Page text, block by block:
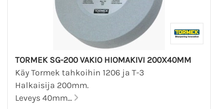
TORMEK SG-200 VAKIO HIOMAKIVI 200X40MM
Käy Tormek tahkoihin 1206 ja T-3
Halkaisija 200mm.
Leveys 40mm...